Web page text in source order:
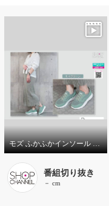
モズ ふかふかインソール 軽量 ニットスリッポン
番組切り抜き
－ cm